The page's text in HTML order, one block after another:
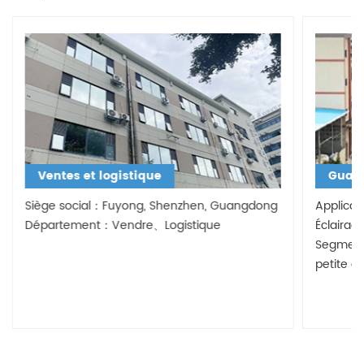
Ventes et logistique
Siège social：Fuyong, Shenzhen, Guangdong
Département：Vendre、Logistique
petite